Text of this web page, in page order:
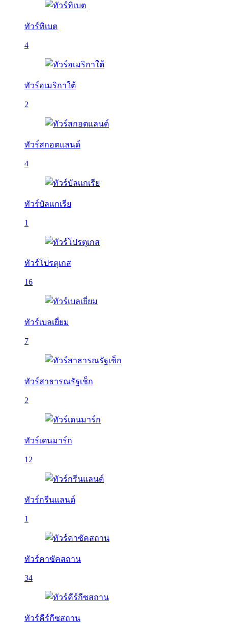
ทัวร์ทิเบต
4
ทัวร์อเมริกาใต้
2
ทัวร์สกอตแลนด์
4
ทัวร์บัลเเกเรีย
1
ทัวร์โปรตุเกส
16
ทัวร์เบลเยี่ยม
7
ทัวร์สาธารณรัฐเช็ก
2
ทัวร์เดนมาร์ก
12
ทัวร์กรีนแลนด์
1
ทัวร์คาซัคสถาน
34
ทัวร์คีร์กีซสถาน